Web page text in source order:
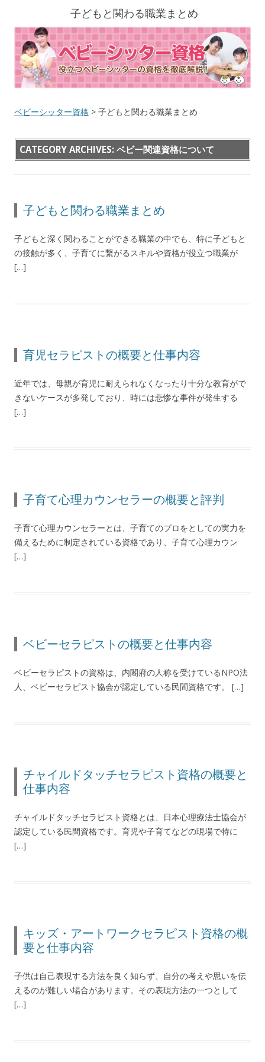
子どもと関わる職業まとめ
ベビーシッター資格 > 子どもと関わる職業まとめ
CATEGORY ARCHIVES: ベビー関連資格について
子どもと関わる職業まとめ
子どもと深く関わることができる職業の中でも、特に子どもと
の接触が多く、子育てに繋がるスキルや資格が役立つ職業が
[…]
育児セラピストの概要と仕事内容
近年では、母親が育児に耐えられなくなったり十分な教育がで
きないケースが多発しており、時には悲惨な事件が発生する
[…]
子育て心理カウンセラーの概要と評判
子育て心理カウンセラーとは、子育てのプロをとしての実力を
備えるために制定されている資格であり、子育て心理カウン
[…]
ベビーセラピストの概要と仕事内容
ベビーセラピストの資格は、内閣府の人称を受けているNPO法
人、ベビーセラピスト協会が認定している民間資格です。 […]
チャイルドタッチセラピスト資格の概要と
仕事内容
チャイルドタッチセラピスト資格とは、日本心理療法士協会が
認定している民間資格です。育児や子育てなどの現場で特に
[…]
キッズ・アートワークセラピスト資格の概
要と仕事内容
子供は自己表現する方法を良く知らず、自分の考えや思いを伝
えるのが難しい場合があります。その表現方法の一つとして
[…]